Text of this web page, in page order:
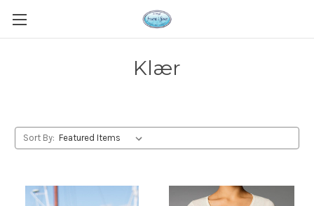
Klær
Sort By: